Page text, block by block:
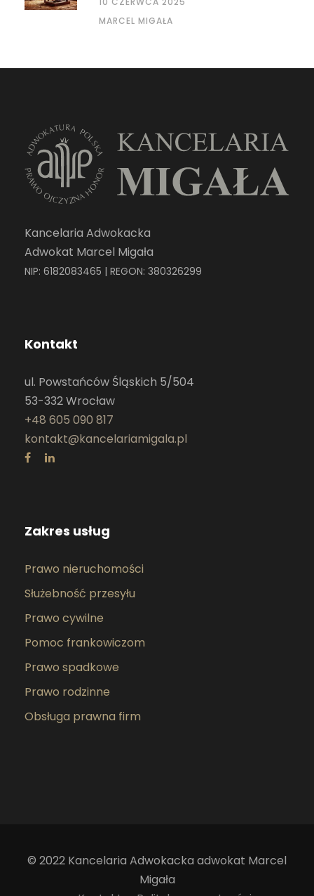
MARCEL MIGAŁA
Kancelaria Adwokacka
Adwokat Marcel Migała
NIP: 6182083465 | REGON: 380326299
Kontakt
ul. Powstańców Śląskich 5/504
53-332 Wrocław
+48 605 090 817
kontakt@kancelariamigala.pl
Zakres usług
Prawo nieruchomości
Służebność przesyłu
Prawo cywilne
Pomoc frankowiczom
Prawo spadkowe
Prawo rodzinne
Obsługa prawna firm
© 2022 Kancelaria Adwokacka adwokat Marcel
Migała